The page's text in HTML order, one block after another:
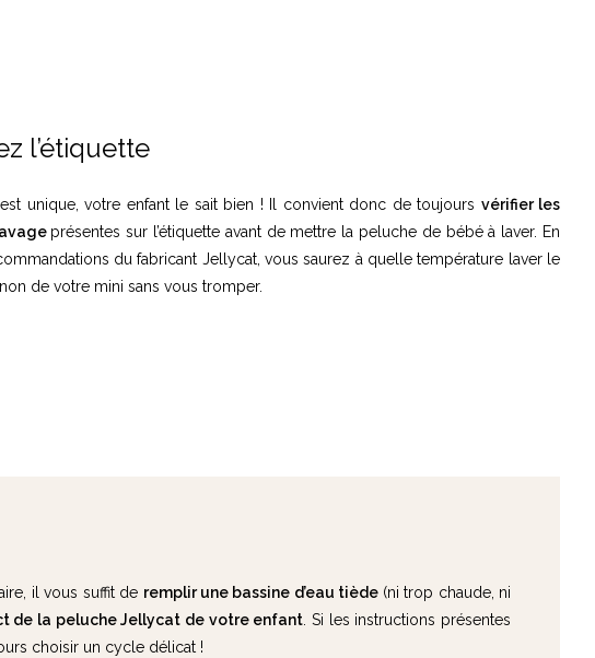
l’étiquette
unique, votre enfant le sait bien ! Il convient donc de toujours vérifier les
présentes sur l’étiquette avant de mettre la peluche de bébé à laver. En
du fabricant Jellycat, vous saurez à quelle température laver le
de votre mini sans vous tromper.
il vous suffit de remplir une bassine d’eau tiède (ni trop chaude, ni
de la peluche Jellycat de votre enfant. Si les instructions présentes
choisir un cycle délicat !